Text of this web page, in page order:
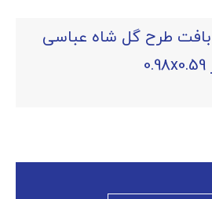
طرح گل شاه عباسی